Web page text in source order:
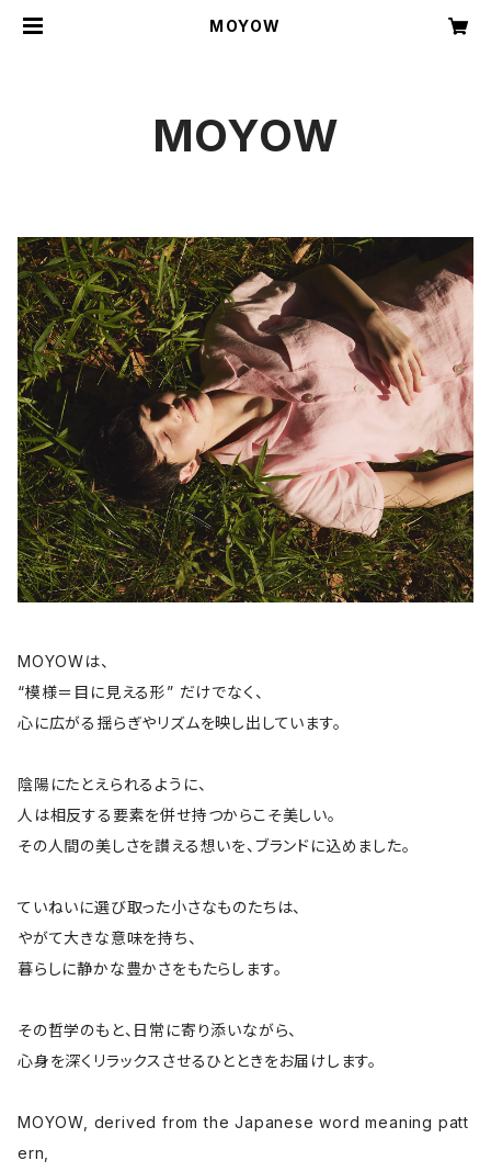
MOYOW
MOYOW
MOYOWは、
“模様＝目に見える形” だけでなく、
心に広がる揺らぎやリズムを映し出しています。
陰陽にたとえられるように、
人は相反する要素を併せ持つからこそ美しい。
その人間の美しさを讃える想いを、ブランドに込めました。
ていねいに選び取った小さなものたちは、
やがて大きな意味を持ち、
暮らしに静かな豊かさをもたらします。
その哲学のもと、日常に寄り添いながら、
心身を深くリラックスさせるひとときをお届けします。
MOYOW, derived from the Japanese word meaning patt
ern,